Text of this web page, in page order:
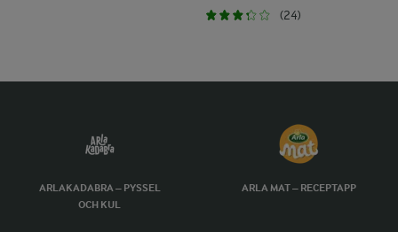
(24)
ARLAKADABRA – PYSSEL
OCH KUL
ARLA MAT – RECEPTAPP